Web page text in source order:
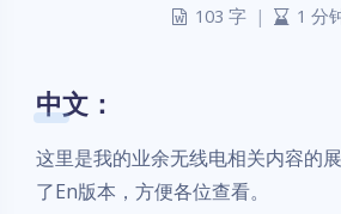
103 字
| 1 分
中文：
这里是我的业余无线电相关内容的
了En版本，方便各位查看。